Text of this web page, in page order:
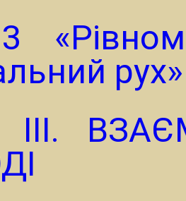
рух»
III.